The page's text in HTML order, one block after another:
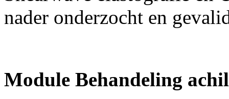
nader onderzocht en
Module Behandeling